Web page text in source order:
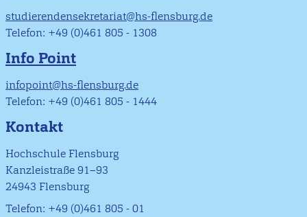
studierendensekretariat@hs-flensburg.de
Telefon: +49 (0)461 805 - 1308
Info Point
infopoint@hs-flensburg.de
Telefon: +49 (0)461 805 - 1444
Kontakt
Hochschule Flensburg
Kanzleistraße 91–93
24943 Flensburg
Telefon: +49 (0)461 805 - 01